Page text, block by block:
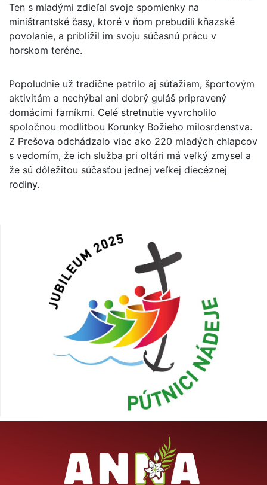
Ten s mladými zdieľal svoje spomienky na
miništrantské časy, ktoré v ňom prebudili kňazské
povolanie, a priblížil im svoju súčasnú prácu v
horskom teréne.
Popoludnie už tradične patrilo aj súťažiam, športovým
aktivitám a nechýbal ani dobrý guláš pripravený
domácimi farníkmi. Celé stretnutie vyvrcholilo
spoločnou modlitbou Korunky Božieho milosrdenstva.
Z Prešova odchádzalo viac ako 220 mladých chlapcov
s vedomím, že ich služba pri oltári má veľký zmysel a
že sú dôležitou súčasťou jednej veľkej diecéznej
rodiny.